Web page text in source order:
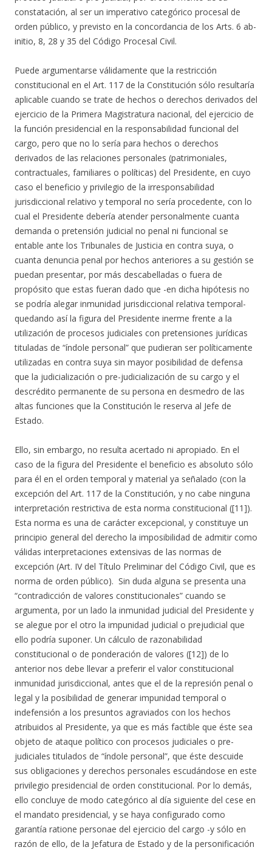
constatación, al ser un imperativo categórico procesal de
orden público, y previsto en la concordancia de los Arts. 6 ab-
initio, 8, 28 y 35 del Código Procesal Civil.
Puede argumentarse válidamente que la restricción
constitucional en el Art. 117 de la Constitución sólo resultaría
aplicable cuando se trate de hechos o derechos derivados del
ejercicio de la Primera Magistratura nacional, del ejercicio de
la función presidencial en la responsabilidad funcional del
cargo, pero que no lo sería para hechos o derechos
derivados de las relaciones personales (patrimoniales,
contractuales, familiares o políticas) del Presidente, en cuyo
caso el beneficio y privilegio de la irresponsabilidad
jurisdiccional relativo y temporal no sería procedente, con lo
cual el Presidente debería atender personalmente cuanta
demanda o pretensión judicial no penal ni funcional se
entable ante los Tribunales de Justicia en contra suya, o
cuanta denuncia penal por hechos anteriores a su gestión se
puedan presentar, por más descabelladas o fuera de
propósito que estas fueran dado que -en dicha hipótesis no
se podría alegar inmunidad jurisdiccional relativa temporal-
quedando así la figura del Presidente inerme frente a la
utilización de procesos judiciales con pretensiones jurídicas
tituladas de “índole personal” que pudieran ser políticamente
utilizadas en contra suya sin mayor posibilidad de defensa
que la judicialización o pre-judicialización de su cargo y el
descrédito permanente de su persona en desmedro de las
altas funciones que la Constitución le reserva al Jefe de
Estado.
Ello, sin embargo, no resulta acertado ni apropiado. En el
caso de la figura del Presidente el beneficio es absoluto sólo
para él en el orden temporal y material ya señalado (con la
excepción del Art. 117 de la Constitución, y no cabe ninguna
interpretación restrictiva de esta norma constitucional ([11]).
Esta norma es una de carácter excepcional, y constituye un
principio general del derecho la imposibilidad de admitir como
válidas interpretaciones extensivas de las normas de
excepción (Art. IV del Título Preliminar del Código Civil, que es
norma de orden público). Sin duda alguna se presenta una
“contradicción de valores constitucionales” cuando se
argumenta, por un lado la inmunidad judicial del Presidente y
se alegue por el otro la impunidad judicial o prejudicial que
ello podría suponer. Un cálculo de razonabilidad
constitucional o de ponderación de valores ([12]) de lo
anterior nos debe llevar a preferir el valor constitucional
inmunidad jurisdiccional, antes que el de la represión penal o
legal y la posibilidad de generar impunidad temporal o
indefensión a los presuntos agraviados con los hechos
atribuidos al Presidente, ya que es más factible que éste sea
objeto de ataque político con procesos judiciales o pre-
judiciales titulados de “índole personal”, que éste descuide
sus obligaciones y derechos personales escudándose en este
privilegio presidencial de orden constitucional. Por lo demás,
ello concluye de modo categórico al día siguiente del cese en
el mandato presidencial, y se haya configurado como
garantía ratione personae del ejercicio del cargo -y sólo en
razón de ello, de la Jefatura de Estado y de la personificación